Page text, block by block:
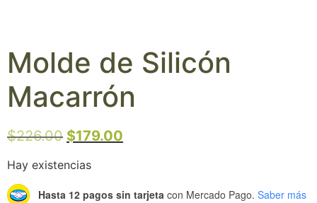
Molde de Silicón
Macarrón
$226.00 $179.00
Hay existencias
Hasta 12 pagos sin tarjeta con Mercado Pago. Saber más